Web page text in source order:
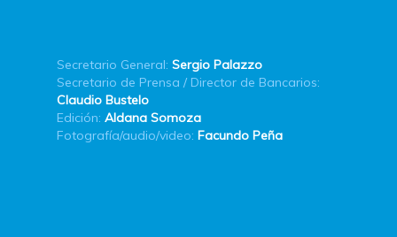
Secretario General: Sergio Palazzo
Secretario de Prensa / Director de Bancarios:
Claudio Bustelo
Edición: Aldana Somoza
Fotografía/audio/video: Facundo Peña